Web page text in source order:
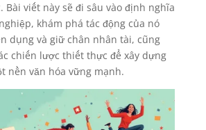
Bài viết này sẽ đi sâu vào định nghĩa
khám phá tác động của nó
dụng và giữ chân nhân tài, cũng
chiến lược thiết thực để xây dựng
nền văn hóa vững mạnh.